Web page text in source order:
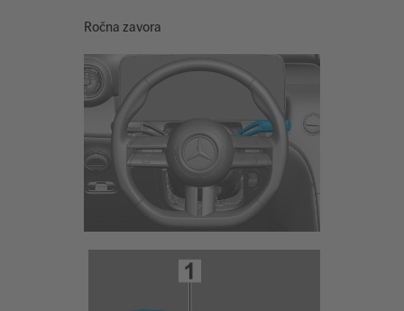
Ročna zavora